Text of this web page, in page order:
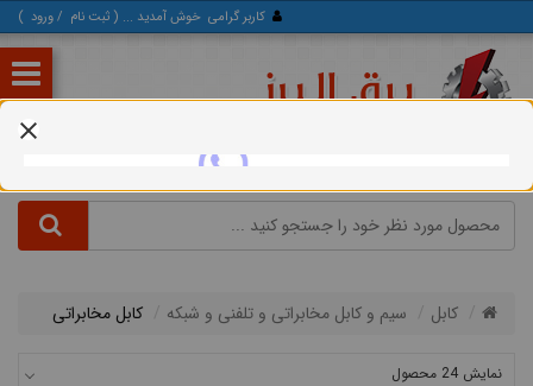
کاربر گرامی خوش آمدید ... ( ثبت‌ نام /ورود )
کابل سیم و کابل مخابراتی و تلفنی و شبکه کابل مخابراتی
نمایش 24 محصول